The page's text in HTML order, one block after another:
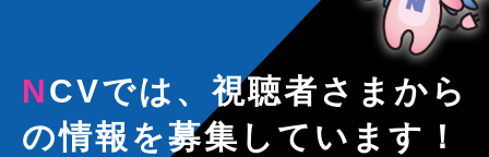
NCVでは、視聴者さまから
の情報を募集しています！